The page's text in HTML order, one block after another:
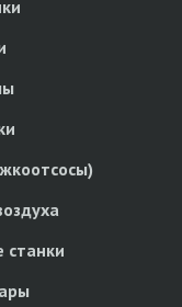
станки